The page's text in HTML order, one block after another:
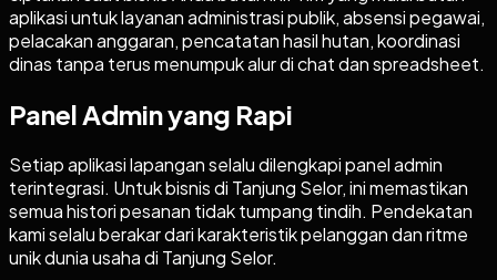
aplikasi untuk layanan administrasi publik, absensi pegawai,
pelacakan anggaran, pencatatan hasil hutan, koordinasi
dinas tanpa terus menumpuk alur di chat dan spreadsheet.
Panel Admin yang Rapi
Setiap aplikasi lapangan selalu dilengkapi panel admin
terintegrasi. Untuk bisnis di Tanjung Selor, ini memastikan
semua histori pesanan tidak tumpang tindih. Pendekatan
kami selalu berakar dari karakteristik pelanggan dan ritme
unik dunia usaha di Tanjung Selor.